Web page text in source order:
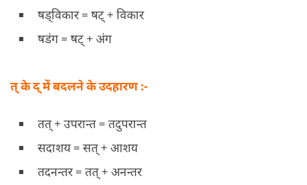
षड्विकार = षट् + विकार
षडंग = षट् + अंग
त् के द् में बदलने के उदहारण :-
तत् + उपरान्त = तदुपरान्त
सदाशय = सत् + आशय
तदनन्तर = तत् + अनन्तर